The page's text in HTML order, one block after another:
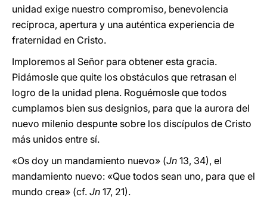
unidad exige nuestro compromiso, benevolencia
recíproca, apertura y una auténtica experiencia de
fraternidad en Cristo.
Imploremos al Señor para obtener esta gracia.
Pidámosle que quite los obstáculos que retrasan el
logro de la unidad plena. Roguémosle que todos
cumplamos bien sus designios, para que la aurora del
nuevo milenio despunte sobre los discípulos de Cristo
más unidos entre sí.
«Os doy un mandamiento nuevo» (Jn 13, 34), el
mandamiento nuevo: «Que todos sean uno, para que el
mundo crea» (cf. Jn 17, 21).